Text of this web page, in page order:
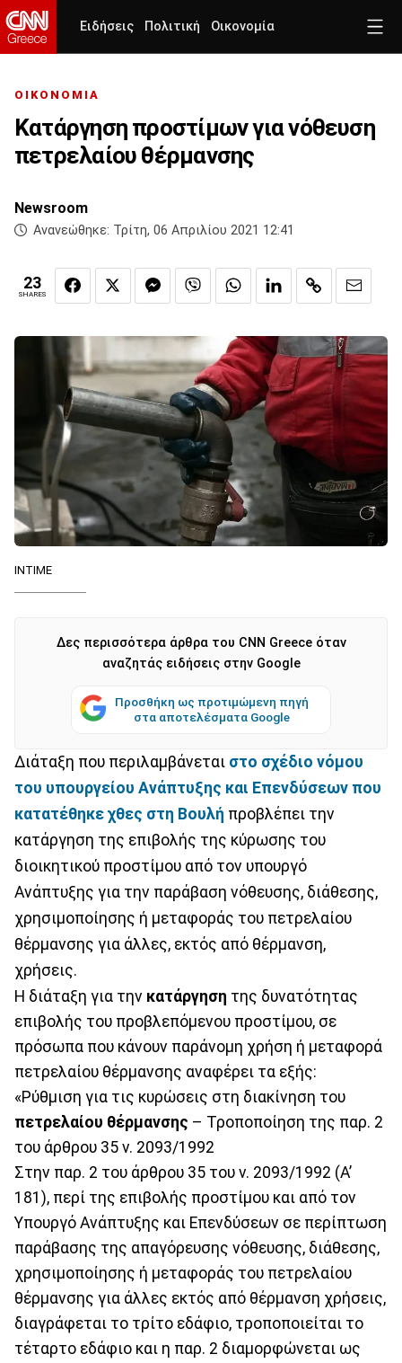
Ειδήσεις Πολιτική Οικονομία
ΟΙΚΟΝΟΜΙΑ
Κατάργηση προστίμων για νόθευση
πετρελαίου θέρμανσης
Newsroom
Ανανεώθηκε: Τρίτη, 06 Απριλίου 2021 12:41
23
SHARES
INTIME
Δες περισσότερα άρθρα του CNN Greece όταν
αναζητάς ειδήσεις στην Google
Προσθήκη ως προτιμώμενη πηγή
στα αποτελέσματα Google
Διάταξη που περιλαμβάνεται στο σχέδιο νόμου
του υπουργείου Ανάπτυξης και Επενδύσεων που
κατατέθηκε χθες στη Βουλή προβλέπει την
κατάργηση της επιβολής της κύρωσης του
διοικητικού προστίμου από τον υπουργό
Ανάπτυξης για την παράβαση νόθευσης, διάθεσης,
χρησιμοποίησης ή μεταφοράς του πετρελαίου
θέρμανσης για άλλες, εκτός από θέρμανση,
χρήσεις.
Η διάταξη για την κατάργηση της δυνατότητας
επιβολής του προβλεπόμενου προστίμου, σε
πρόσωπα που κάνουν παράνομη χρήση ή μεταφορά
πετρελαίου θέρμανσης αναφέρει τα εξής:
«Ρύθμιση για τις κυρώσεις στη διακίνηση του
πετρελαίου θέρμανσης – Τροποποίηση της παρ. 2
του άρθρου 35 ν. 2093/1992
Στην παρ. 2 του άρθρου 35 του ν. 2093/1992 (Α’
181), περί της επιβολής προστίμου και από τον
Υπουργό Ανάπτυξης και Επενδύσεων σε περίπτωση
παράβασης της απαγόρευσης νόθευσης, διάθεσης,
χρησιμοποίησης ή μεταφοράς του πετρελαίου
θέρμανσης για άλλες εκτός από θέρμανση χρήσεις,
διαγράφεται το τρίτο εδάφιο, τροποποιείται το
τέταρτο εδάφιο και η παρ. 2 διαμορφώνεται ως